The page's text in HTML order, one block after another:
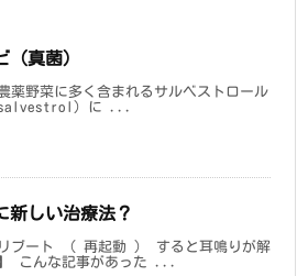
（真菌）
薬野菜に多く含まれるサルベストロール
salvestrol）に ...
新しい治療法？
ブート （ 再起動 ） すると耳鳴りが解
こんな記事があった ...